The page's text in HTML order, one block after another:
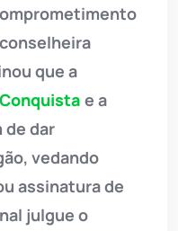
que a
e a
de dar
vedando
assinatura de
julgue o